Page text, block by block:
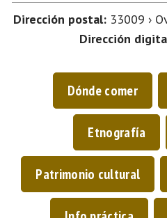
Dirección postal: 33009 ›
Dirección
Dónde comer
Etnografía
Patrimonio cultural